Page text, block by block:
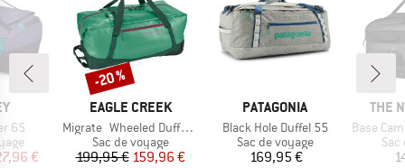
65
réduit
€
MARQUE
EAGLE CREEK
Article
Migrate Wheeled Duffel 110
Product group
Sac de voyage
Prix
199,95 €Prix réduit
159,96 €
Remise
-20 %
MARQUE
PATAGONIA
Article
Black Hole Duffel 55
Product group
Sac de voyage
Prix
169,95 €
THE
Article
Base Camp
Sac